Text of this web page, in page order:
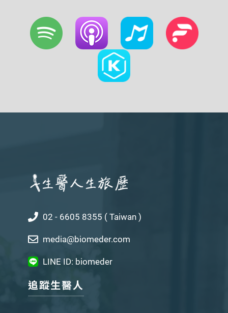
02 - 6605 8355 ( Taiwan )
media@biomeder.com
LINE ID: biomeder
追蹤生醫人